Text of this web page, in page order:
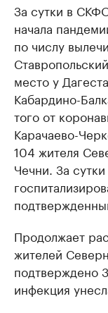
За сутки в
начала
по числу
место у
Кабардино-
того от
Карачаево-
104 жителя
Чечни. За
Продолжает
жителей
подтверждено
инфекция